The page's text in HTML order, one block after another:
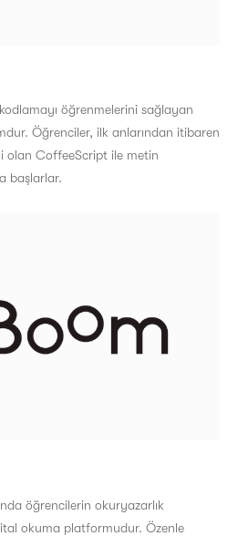
öğrenmelerini sağlayan
Öğrenciler, ilk anlarından itibaren
olan CoffeeScript ile metin
başlarlar.
öğrencilerin okuryazarlık
okuma platformudur. Özenle